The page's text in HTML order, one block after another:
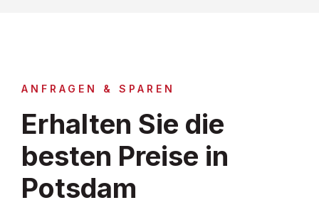
ANFRAGEN & SPAREN
Erhalten Sie die
besten Preise in
Potsdam